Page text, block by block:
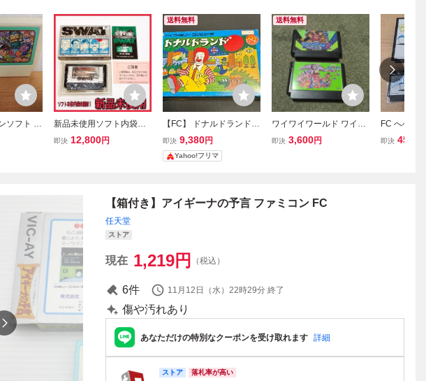
ソフト フ
inn
新品未使用ソフト内袋未
開封 FC ファミコン ソフ
即決 12,800円
送料無料
【FC】 ドナルドランド
ファミコンソフト 箱付き
即決 9,380円
Yahoo!フリマ
送料無料
ワイワイワールド ワイワ
イワールド2 ファミコン
即決 3,600円
FC へべれ
ファミコン
即決
【箱付き】アイギーナの予言 ファミコン FC
任天堂
ストア
現在 1,219円 （税込）
6件 11月12日（水）22時29分 終了
傷や汚れあり
あなただけの特別なクーポンを受け取れます 詳細
ストア 落札率が高い